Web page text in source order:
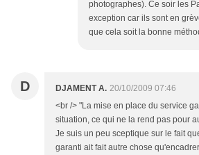
photographes). Ce soir les
exception car ils sont en
que cela soit la bonne
D DJAMENT A. 20/10/2009 07:46
<br /> "La mise en place du service
situation, ce qui ne la rend pas pour
Je suis un peu sceptique sur le fait
garanti ait fait autre chose